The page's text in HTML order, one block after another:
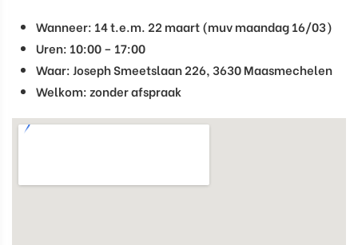
Wanneer: 14 t.e.m. 22 maart (muv maandag 16/03)
Uren: 10:00 – 17:00
Waar:Joseph Smeetslaan 226, 3630 Maasmechelen
Welkom:zonder afspraak